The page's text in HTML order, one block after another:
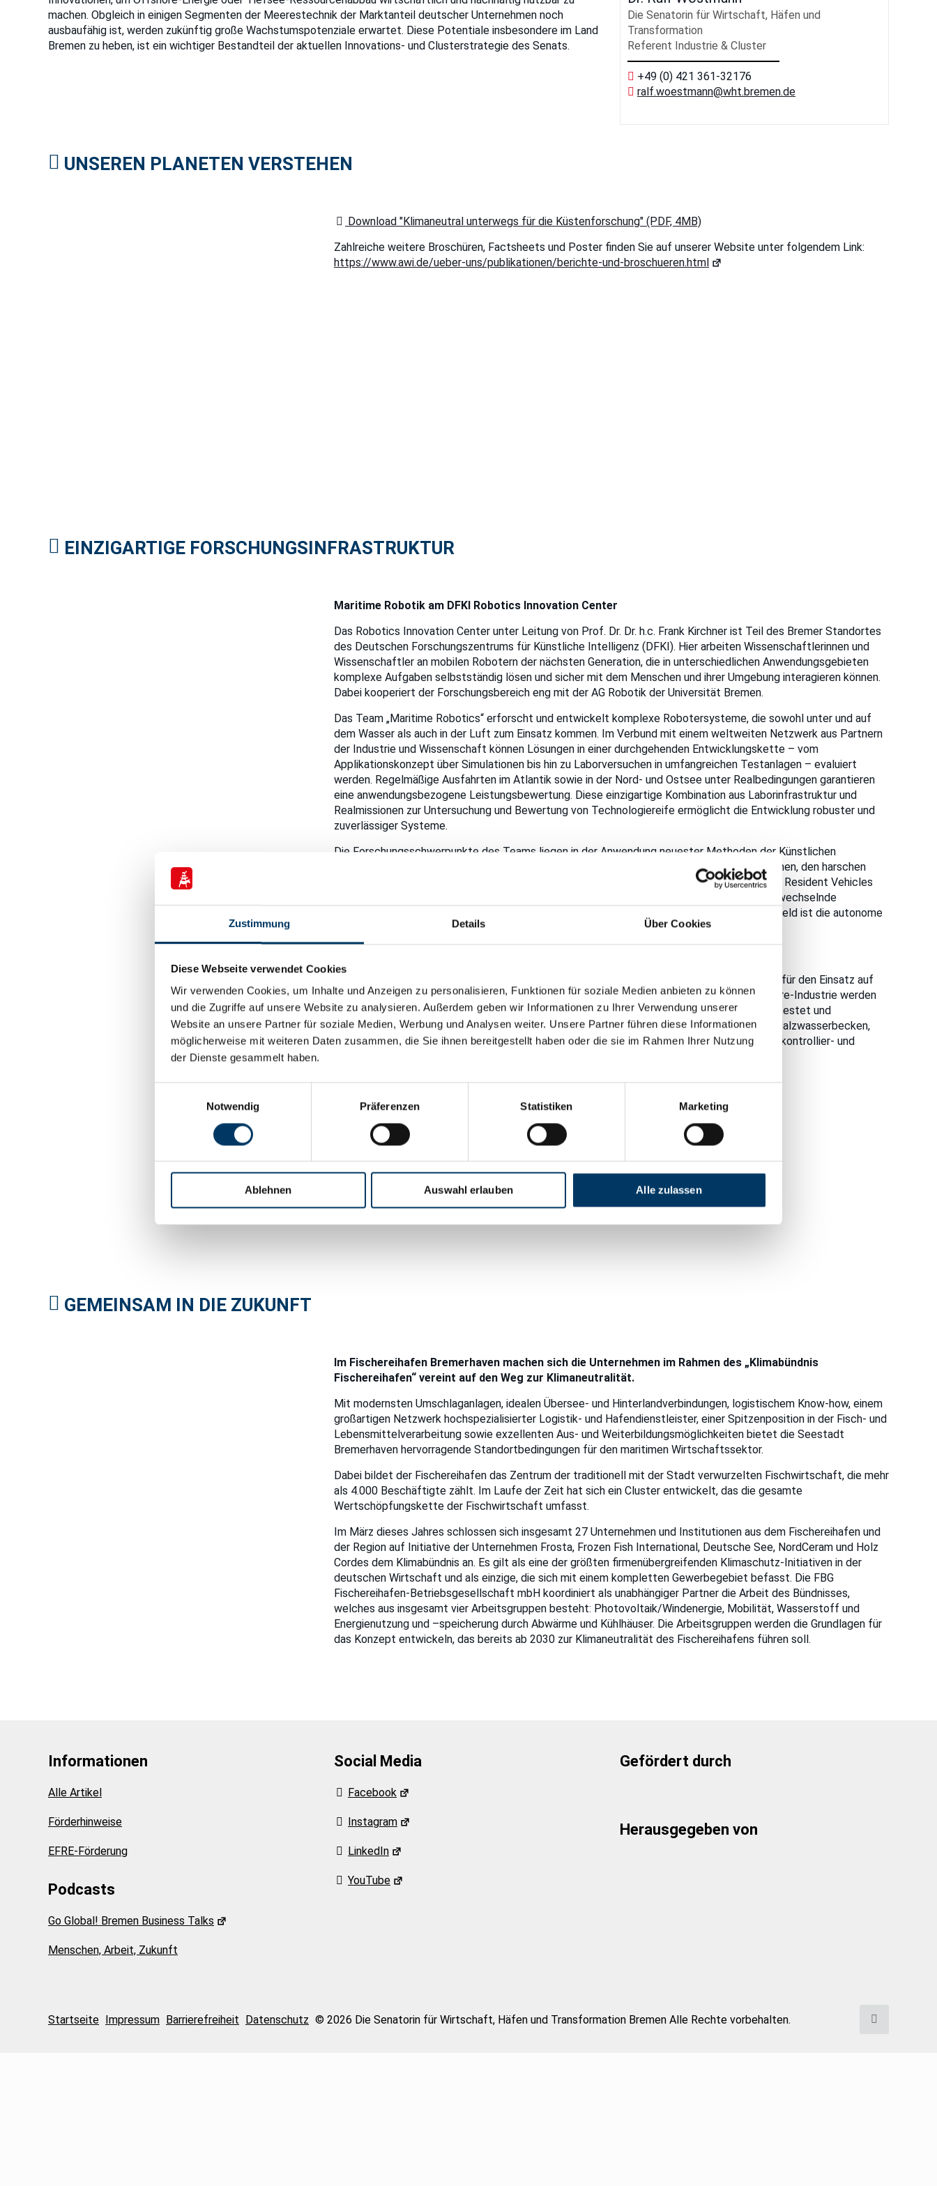
Zustimmung Details Über Cookies
Diese Webseite verwendet Cookies
Wir verwenden Cookies, um Inhalte und Anzeigen zu personalisieren, Funktionen für soziale Medien anbieten zu können
und die Zugriffe auf unsere Website zu analysieren. Außerdem geben wir Informationen zu Ihrer Verwendung unserer
Website an unsere Partner für soziale Medien, Werbung und Analysen weiter. Unsere Partner führen diese Informationen
möglicherweise mit weiteren Daten zusammen, die Sie ihnen bereitgestellt haben oder die sie im Rahmen Ihrer Nutzung
der Dienste gesammelt haben.
Notwendig
Präferenzen Statistiken Marketing
Ablehnen Auswahl erlauben Alle zulassen
machen. Obgleich in einigen Segmenten der Meerestechnik der Marktanteil deutscher Unternehmen noch
ausbaufähig ist, werden zukünftig große Wachstumspotenziale erwartet. Diese Potentiale insbesondere im Land
Bremen zu heben, ist ein wichtiger Bestandteil der aktuellen Innovations- und Clusterstrategie des Senats.
Die Senatorin für Wirtschaft, Häfen und
Transformation
Referent Industrie & Cluster
+49 (0) 421 361-32176
ralf.woestmann@wht.bremen.de
UNSEREN PLANETEN VERSTEHEN
Download "Klimaneutral unterwegs für die Küstenforschung" (PDF, 4MB)
Zahlreiche weitere Broschüren, Factsheets und Poster finden Sie auf unserer Website unter folgendem Link:
https://www.awi.de/ueber-uns/publikationen/berichte-und-broschueren.html
EINZIGARTIGE FORSCHUNGSINFRASTRUKTUR
Maritime Robotik am DFKI Robotics Innovation Center
Das Robotics Innovation Center unter Leitung von Prof. Dr. Dr. h.c. Frank Kirchner ist Teil des Bremer Standortes
des Deutschen Forschungszentrums für Künstliche Intelligenz (DFKI). Hier arbeiten Wissenschaftlerinnen und
Wissenschaftler an mobilen Robotern der nächsten Generation, die in unterschiedlichen Anwendungsgebieten
komplexe Aufgaben selbstständig lösen und sicher mit dem Menschen und ihrer Umgebung interagieren können.
Dabei kooperiert der Forschungsbereich eng mit der AG Robotik der Universität Bremen.
Das Team „Maritime Robotics“ erforscht und entwickelt komplexe Robotersysteme, die sowohl unter und auf
dem Wasser als auch in der Luft zum Einsatz kommen. Im Verbund mit einem weltweiten Netzwerk aus Partnern
der Industrie und Wissenschaft können Lösungen in einer durchgehenden Entwicklungskette – vom
Applikationskonzept über Simulationen bis hin zu Laborversuchen in umfangreichen Testanlagen – evaluiert
werden. Regelmäßige Ausfahrten im Atlantik sowie in der Nord- und Ostsee unter Realbedingungen garantieren
eine anwendungsbezogene Leistungsbewertung. Diese einzigartige Kombination aus Laborinfrastruktur und
Realmissionen zur Untersuchung und Bewertung von Technologiereife ermöglicht die Entwicklung robuster und
zuverlässiger Systeme.
Die Forschungsschwerpunkte des Teams liegen in der Anwendung neuester Methoden der Künstlichen
Intelligenz sowie State-of-the-Art-Verfahren der Navigation, die es den Robotern ermöglichen, den harschen
Umgebungsbedingungen des maritimen Einsatzgebietes zu trotzen. Als sogenannte Subsea Resident Vehicles
sind sie in der Lage, über lange Zeiträume im Wasser zu verbleiben und sich dort flexibel an wechselnde
Umgebungsbedingungen und Missionsanforderungen anzupassen. Ein zentrales Forschungsfeld ist die autonome
robotische Manipulation und Handhabung von Infrastrukturen und Operationsumgebungen.
In der rund 1.300 m² großen Maritimen Explorationshalle können neue Robotertechnologien für den Einsatz auf
und unter Wasser getestet werden. Konkrete Missionsszenarien aus dem Alltag der Offshore-Industrie werden
nachgestellt, Manöver gefahren sowie die Fähigkeiten zukünftiger Systeme entwickelt, getestet und
demonstriert. Kernstück der europaweit einmaligen Anlage ist ein 3,4 Mio. Liter fassendes Salzwasserbecken,
das realistische Forschungsbedingungen bietet, die zugleich von der Witterung unabhängig, kontrollier- und
Weitere Informationen unterwww.dfki.de/robotik
Ansprechpartner:
Dr. Leif Christensen
Deutsches Forschungszentrum für Künstliche Intelligenz GmbH (DFKI)
E-Mail: leif.christensen@dfki.de
Tel.: +49 421 178 45 4149
GEMEINSAM IN DIE ZUKUNFT
Im Fischereihafen Bremerhaven machen sich die Unternehmen im Rahmen des „Klimabündnis
Fischereihafen“ vereint auf den Weg zur Klimaneutralität.
Mit modernsten Umschlaganlagen, idealen Übersee- und Hinterlandverbindungen, logistischem Know-how, einem
großartigen Netzwerk hochspezialisierter Logistik- und Hafendienstleister, einer Spitzenposition in der Fisch- und
Lebensmittelverarbeitung sowie exzellenten Aus- und Weiterbildungsmöglichkeiten bietet die Seestadt
Bremerhaven hervorragende Standortbedingungen für den maritimen Wirtschaftssektor.
Dabei bildet der Fischereihafen das Zentrum der traditionell mit der Stadt verwurzelten Fischwirtschaft, die mehr
als 4.000 Beschäftigte zählt. Im Laufe der Zeit hat sich ein Cluster entwickelt, das die gesamte
Wertschöpfungskette der Fischwirtschaft umfasst.
Im März dieses Jahres schlossen sich insgesamt 27 Unternehmen und Institutionen aus dem Fischereihafen und
der Region auf Initiative der Unternehmen Frosta, Frozen Fish International, Deutsche See, NordCeram und Holz
Cordes dem Klimabündnis an. Es gilt als eine der größten firmenübergreifenden Klimaschutz-Initiativen in der
deutschen Wirtschaft und als einzige, die sich mit einem kompletten Gewerbegebiet befasst. Die FBG
Fischereihafen-Betriebsgesellschaft mbH koordiniert als unabhängiger Partner die Arbeit des Bündnisses,
welches aus insgesamt vier Arbeitsgruppen besteht: Photovoltaik/Windenergie, Mobilität, Wasserstoff und
Energienutzung und –speicherung durch Abwärme und Kühlhäuser. Die Arbeitsgruppen werden die Grundlagen für
das Konzept entwickeln, das bereits ab 2030 zur Klimaneutralität des Fischereihafens führen soll.
Informationen
Alle Artikel
Förderhinweise
EFRE-Förderung
Podcasts
Go Global! Bremen Business Talks
Menschen, Arbeit, Zukunft
Social Media
Facebook
Instagram
LinkedIn
YouTube
Gefördert durch
Herausgegeben von
Startseite Impressum Barrierefreiheit Datenschutz © 2026 Die Senatorin für Wirtschaft, Häfen und Transformation Bremen Alle Rechte vorbehalten.